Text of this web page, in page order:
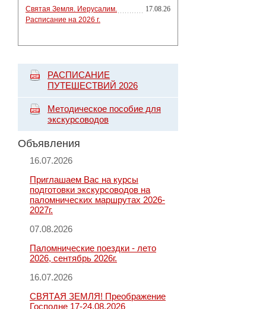
Святая Земля. Иерусалим.
Расписание на 2026 г.
17.08.26
РАСПИСАНИЕ
ПУТЕШЕСТВИЙ 2026
Методическое пособие для
экскурсоводов
Объявления
16.07.2026
Приглашаем Вас на курсы
подготовки экскурсоводов на
паломнических маршрутах 2026-
2027г.
07.08.2026
Паломнические поездки - лето
2026, сентябрь 2026г.
16.07.2026
СВЯТАЯ ЗЕМЛЯ! Преображение
Господне 17-24.08.2026